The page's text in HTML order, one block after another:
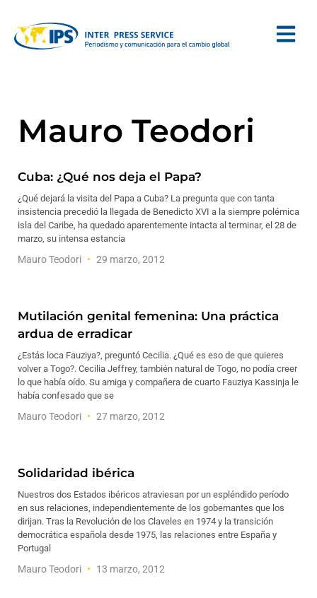
Mauro Teodori
Cuba: ¿Qué nos deja el Papa?
¿Qué dejará la visita del Papa a Cuba? La pregunta que con tanta
insistencia precedió la llegada de Benedicto XVI a la siempre polémica
isla del Caribe, ha quedado aparentemente intacta al terminar, el 28 de
marzo, su intensa estancia
Mauro Teodori 29 marzo, 2012
Mutilación genital femenina: Una práctica
ardua de erradicar
¿Estás loca Fauziya?, preguntó Cecilia. ¿Qué es eso de que quieres
volver a Togo?. Cecilia Jeffrey, también natural de Togo, no podía creer
lo que había oído. Su amiga y compañera de cuarto Fauziya Kassinja le
había confesado que se
Mauro Teodori 27 marzo, 2012
Solidaridad ibérica
Nuestros dos Estados ibéricos atraviesan por un espléndido período
en sus relaciones, independientemente de los gobernantes que los
dirijan. Tras la Revolución de los Claveles en 1974 y la transición
democrática española desde 1975, las relaciones entre España y
Portugal
Mauro Teodori 13 marzo, 2012